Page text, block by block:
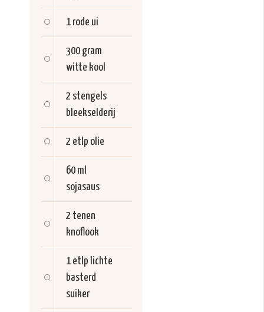
1 rode ui
300 gram
witte kool
2 stengels
bleekselderij
2 etlp olie
60 ml
sojasaus
2 tenen
knoflook
1 etlp lichte
basterd
suiker